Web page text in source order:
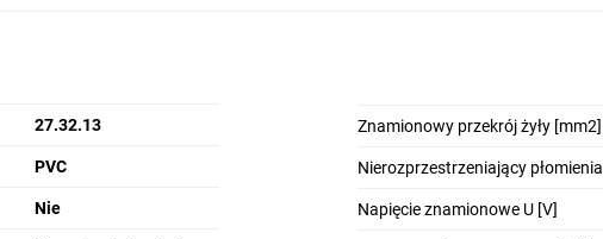
27.32.13
PVC
Nie
Znamionowy przekrój żyły [mm2]
Nierozprzestrzeniający płomienia
Napięcie znamionowe U [V]